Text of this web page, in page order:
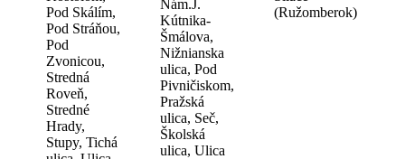
Pod Skálím,
Pod Stráňou,
Pod
Zvonicou,
Stredná
Roveň,
Stredné
Hrady,
Stupy, Tichá
Nám.J.
Kútnika-
Šmálova,
Nižnianska
ulica, Pod
Pivničiskom,
Pražská
ulica, Seč,
Školská
ulica, Ulica
(Ružomberok)